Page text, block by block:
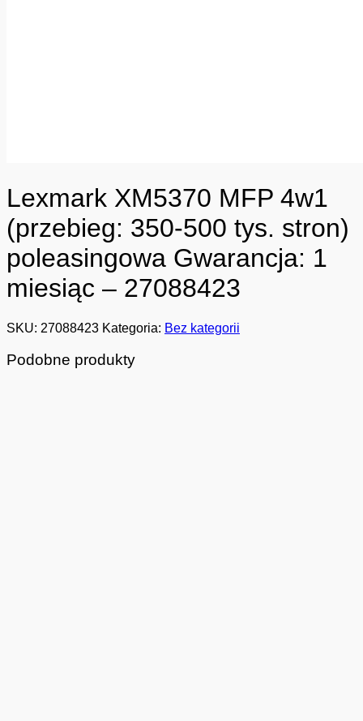
Lexmark XM5370 MFP 4w1
(przebieg: 350-500 tys. stron)
poleasingowa Gwarancja: 1
miesiąc – 27088423
SKU: 27088423 Kategoria: Bez kategorii
Podobne produkty